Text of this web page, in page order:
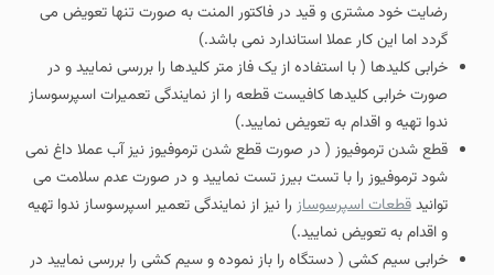
رضایت خود مشتری و قید در فاکتور المنت به صورت تنها تعویض می
گردد اما این کار عملا استاندارد نمی باشد.)
خرابی کلیدها ( با استفاده از یک فاز متر کلیدها را بررسی نمایید و در
صورت خرابی کلیدها کافیست قطعه را از نمایندگی تعمیرات اسپرسوساز
ندوا تهیه و اقدام به تعویض نمایید.)
قطع شدن ترموفیوز ( در صورت قطع شدن ترموفیوز نیز آب عملا داغ نمی
شود ترموفیوز را با تست بیرز تست نمایید و در صورت عدم سلامت می
توانیدقطعات اسپرسوساز را نیز از نمایندگی تعمیر اسپرسوساز ندوا تهیه
و اقدام به تعویض نمایید.)
خرابی سیم کشی ( دستگاه را باز نموده و سیم کشی را بررسی نمایید در